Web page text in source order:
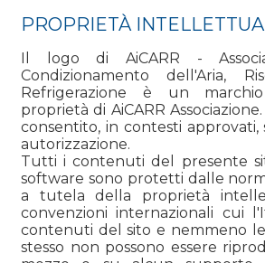
PROPRIETÀ
Il logo di AiCARR -
Condizionamento dell'Aria,
Refrigerazione è un
proprietà di AiCARR
consentito, in contesti approvati,
autorizzazione.
Tutti i contenuti del presente
software sono protetti dalle
a tutela della proprietà
convenzioni internazionali cui
contenuti del sito e nemmeno
stesso non possono essere